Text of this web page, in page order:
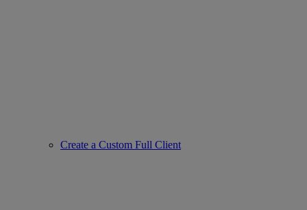
Create a Custom Full Client